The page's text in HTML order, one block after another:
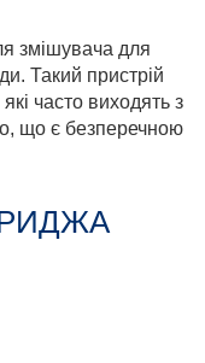
змішувача для
Такий пристрій
часто виходять з
що є безперечною